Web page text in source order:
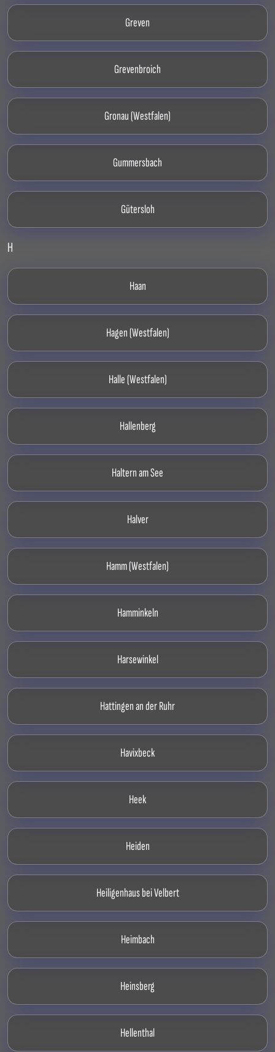
Greven
Grevenbroich
Gronau (Westfalen)
Gummersbach
Gütersloh
H
Haan
Hagen (Westfalen)
Halle (Westfalen)
Hallenberg
Haltern am See
Halver
Hamm (Westfalen)
Hamminkeln
Harsewinkel
Hattingen an der Ruhr
Havixbeck
Heek
Heiden
Heiligenhaus bei Velbert
Heimbach
Heinsberg
Hellenthal